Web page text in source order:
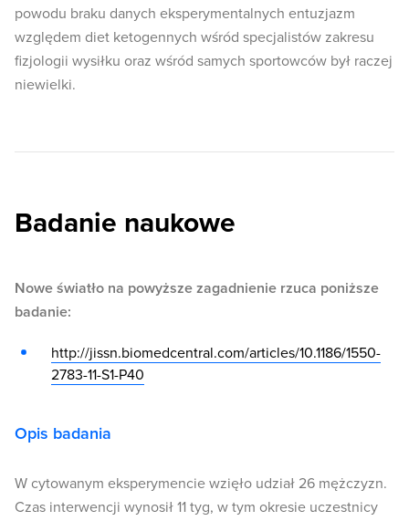
powodu braku danych eksperymentalnych entuzjazm
względem diet ketogennych wśród specjalistów zakresu
fizjologii wysiłku oraz wśród samych sportowców był raczej
niewielki.
Badanie naukowe
Nowe światło na powyższe zagadnienie rzuca poniższe
badanie:
http://jissn.biomedcentral.com/articles/10.1186/1550-
2783-11-S1-P40
Opis badania
W cytowanym eksperymencie wzięło udział 26 mężczyzn.
Czas interwencji wynosił 11 tyg, w tym okresie uczestnicy